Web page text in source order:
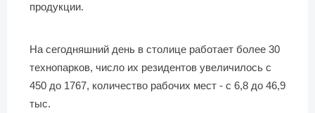
продукции.
На сегодняшний день в столице работает более 30
технопарков, число их резидентов увеличилось с
450 до 1767, количество рабочих мест - с 6,8 до 46,9
тыс.